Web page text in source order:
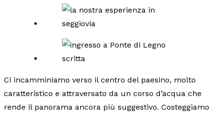
Ci incamminiamo verso il centro del paesino, molto
caratteristico e attraversato da un corso d’acqua che
rende il panorama ancora più suggestivo. Costeggiamo